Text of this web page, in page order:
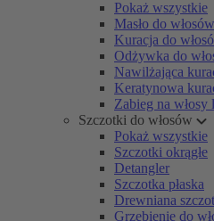
Pokaż wszystkie
Masło do włosów
Kuracja do
Odżywka do
Nawilżająca
Keratynowa
Zabieg na włosy
Szczotki do włosów
Pokaż wszystkie
Szczotki okrągłe
Detangler
Szczotka płaska
Drewniana
Grzebienie do